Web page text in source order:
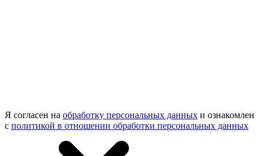
Я согласен на обработку персональных данных и ознакомлен
с политикой в отношении обработки персональных данных